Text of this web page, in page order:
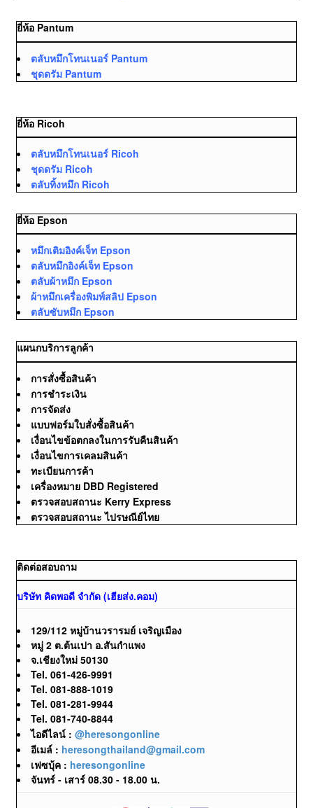
ยี่ห้อ Pantum
ตลับหมึกโทนเนอร์ Pantum
ชุดดรัม Pantum
ยี่ห้อ Ricoh
ตลับหมึกโทนเนอร์ Ricoh
ชุดดรัม Ricoh
ตลับทิ้งหมึก Ricoh
ยี่ห้อ Epson
หมึกเติมอิงค์เจ็ท Epson
ตลับหมึกอิงค์เจ็ท Epson
ตลับผ้าหมึก Epson
ผ้าหมึกเครื่องพิมพ์สลิป Epson
ตลับซับหมึก Epson
แผนกบริการลูกค้า
การสั่งซื้อสินค้า
การชำระเงิน
การจัดส่ง
แบบฟอร์มใบสั่งซื้อสินค้า
เงื่อนไขข้อตกลงในการรับคืนสินค้า
เงื่อนไขการเคลมสินค้า
ทะเบียนการค้า
เครื่องหมาย DBD Registered
ตรวจสอบสถานะ Kerry Express
ตรวจสอบสถานะ ไปรษณีย์ไทย
ติดต่อสอบถาม
บริษัท คิดพอดี จำกัด (เฮียส่ง.คอม)
129/112 หมู่บ้านวรารมย์ เจริญเมือง
หมู่ 2 ต.ต้นเปา อ.สันกำแพง
จ.เชียงใหม่ 50130
Tel. 061-426-9991
Tel. 081-888-1019
Tel. 081-281-9944
Tel. 081-740-8844
ไอดีไลน์ : @heresongonline
อีเมล์ : heresongthailand@gmail.com
เฟซบุ้ค : heresongonline
จันทร์ - เสาร์ 08.30 - 18.00 น.